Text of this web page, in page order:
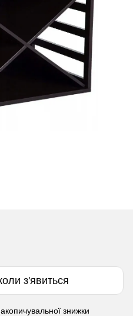
з'явиться
знижки